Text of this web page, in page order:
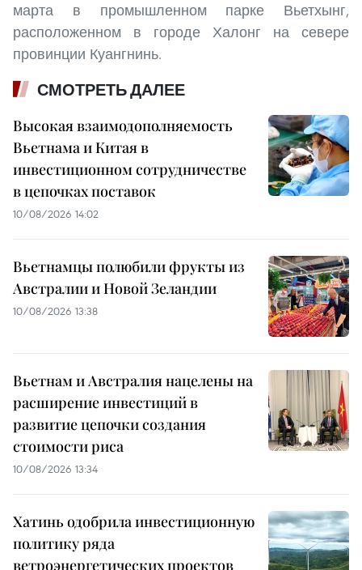
марта в промышленном парке Вьетхынг,
расположенном в городе Халонг на севере
провинции Куангнинь.
СМОТРЕТЬ ДАЛЕЕ
Высокая взаимодополняемость
Вьетнама и Китая в
инвестиционном сотрудничестве
в цепочках поставок
10/08/2026 14:02
Вьетнамцы полюбили фрукты из
Австралии и Новой Зеландии
10/08/2026 13:38
Вьетнам и Австралия нацелены на
расширение инвестиций в
развитие цепочки создания
стоимости риса
10/08/2026 13:34
Хатинь одобрила инвестиционную
политику ряда
ветроэнергетических проектов